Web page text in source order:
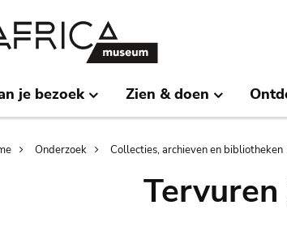
je bezoek Zien & doen
Onderzoek Collecties, archieven en bibliotheken